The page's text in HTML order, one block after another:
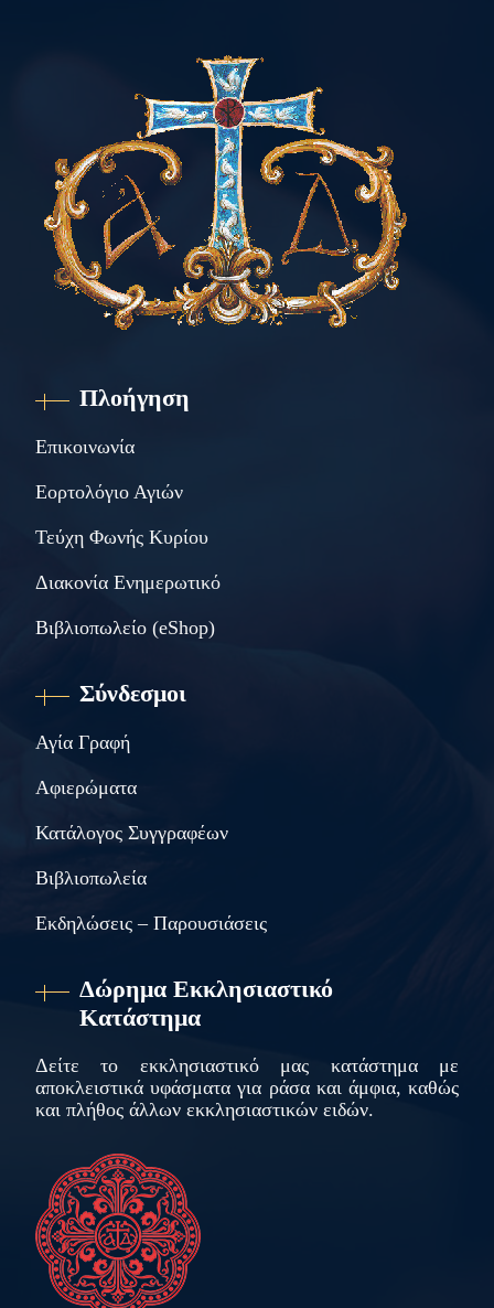
Πλοήγηση
Επικοινωνία
Εορτολόγιο Αγιών
Τεύχη Φωνής Κυρίου
Διακονία Ενημερωτικό
Βιβλιοπωλείο (eShop)
Σύνδεσμοι
Αγία Γραφή
Αφιερώματα
Κατάλογος Συγγραφέων
Βιβλιοπωλεία
Εκδηλώσεις – Παρουσιάσεις
Δώρημα Εκκλησιαστικό
Κατάστημα
Δείτε το εκκλησιαστικό μας κατάστημα με
αποκλειστικά υφάσματα για ράσα και άμφια, καθώς
και πλήθος άλλων εκκλησιαστικών ειδών.